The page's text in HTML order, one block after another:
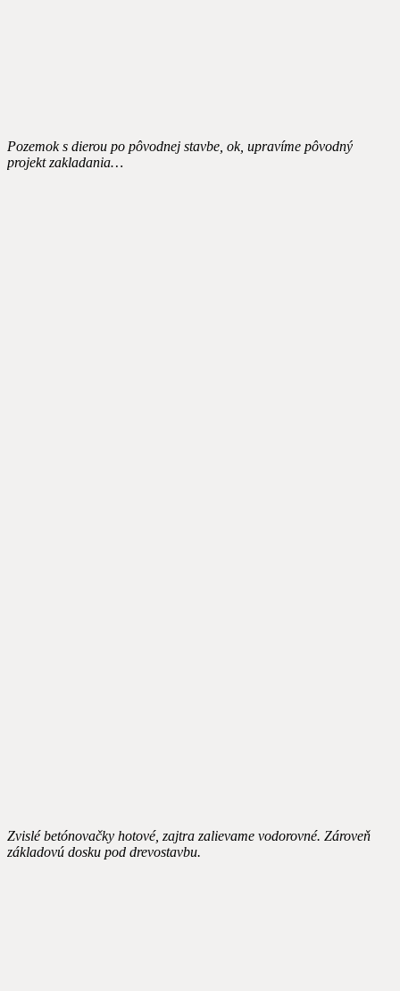
Pozemok s dierou po pôvodnej stavbe, ok, upravíme pôvodný
projekt zakladania…
Zvislé betónovačky hotové, zajtra zalievame vodorovné. Zároveň
základovú dosku pod drevostavbu.